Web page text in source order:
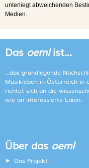
unterliegt abweichenden
Medien.
Das oemlist...
...das grundlegende
Musikleben in Österreich in
richtet sich an die
wie an interessierte Laien.
Über das oeml
Das Projekt